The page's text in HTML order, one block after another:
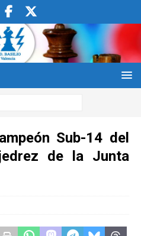
Sub-14 del
de la Junta